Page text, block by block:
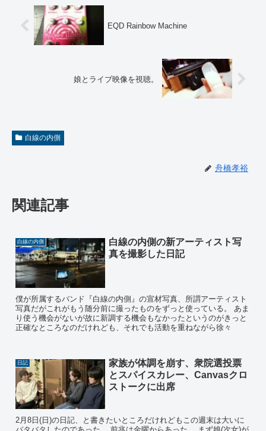
EQD Rainbow Machine
娘とライブ映像を視聴。
白線の内側
舟橋孝裕
関連記事
白線の内側
白線の内側の新アーティスト写
真を撮影した日記
僕が所属するバンド『白線の内側』の宣材写真、所謂アーティスト
写真だがこれがもう随分前に撮ったものをずっと使っている。 あま
り使う機会がないが故に新調する機会もなかったというのがきっと
正確なところなのだけれども、それでも活動を重ねながら徐々
日記
家族が体調を崩す、衆院選投票
とスパイスカレー、Canvasクロ
ストークに出席
2月8日(日)の日記、と書きたいところだけれどもこの週末は大いに